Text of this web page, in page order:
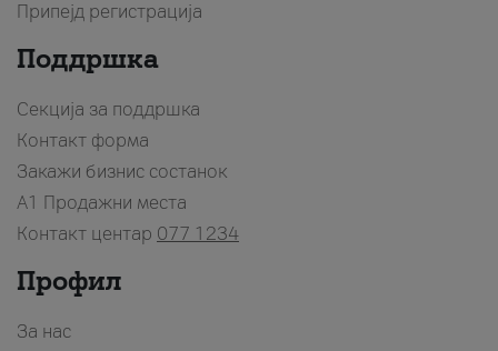
Припејд регистрација
Поддршка
Секција за поддршка
Контакт форма
Закажи бизнис состанок
A1 Продажни места
Контакт центар 077 1234
Профил
За нас